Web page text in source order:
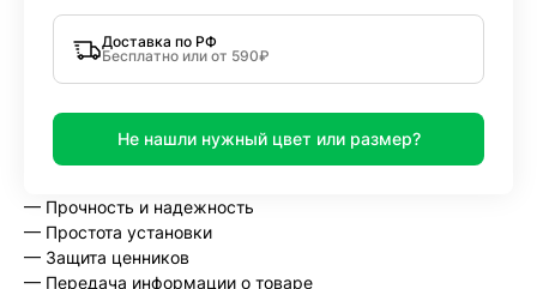
Доставка по РФ
Бесплатно или от 590₽
Не нашли нужный цвет или размер?
— Прочность и надежность
— Простота установки
— Защита ценников
— Передача информации о товаре